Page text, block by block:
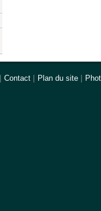
Contact Plan du site